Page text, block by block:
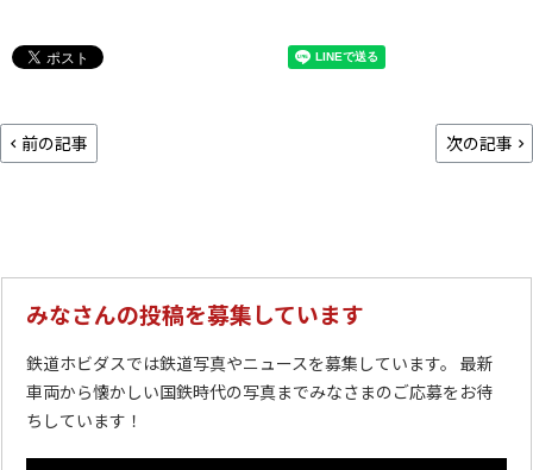
前の記事 次の記事
みなさんの投稿を募集しています
鉄道ホビダスでは鉄道写真やニュースを募集しています。 最新
車両から懐かしい国鉄時代の写真までみなさまのご応募をお待
ちしています！